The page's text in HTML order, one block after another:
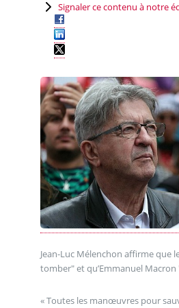
Signaler ce contenu à notre
Jean-Luc Mélenchon affirme que
tomber" et qu’Emmanuel Macron
« Toutes les manœuvres pour